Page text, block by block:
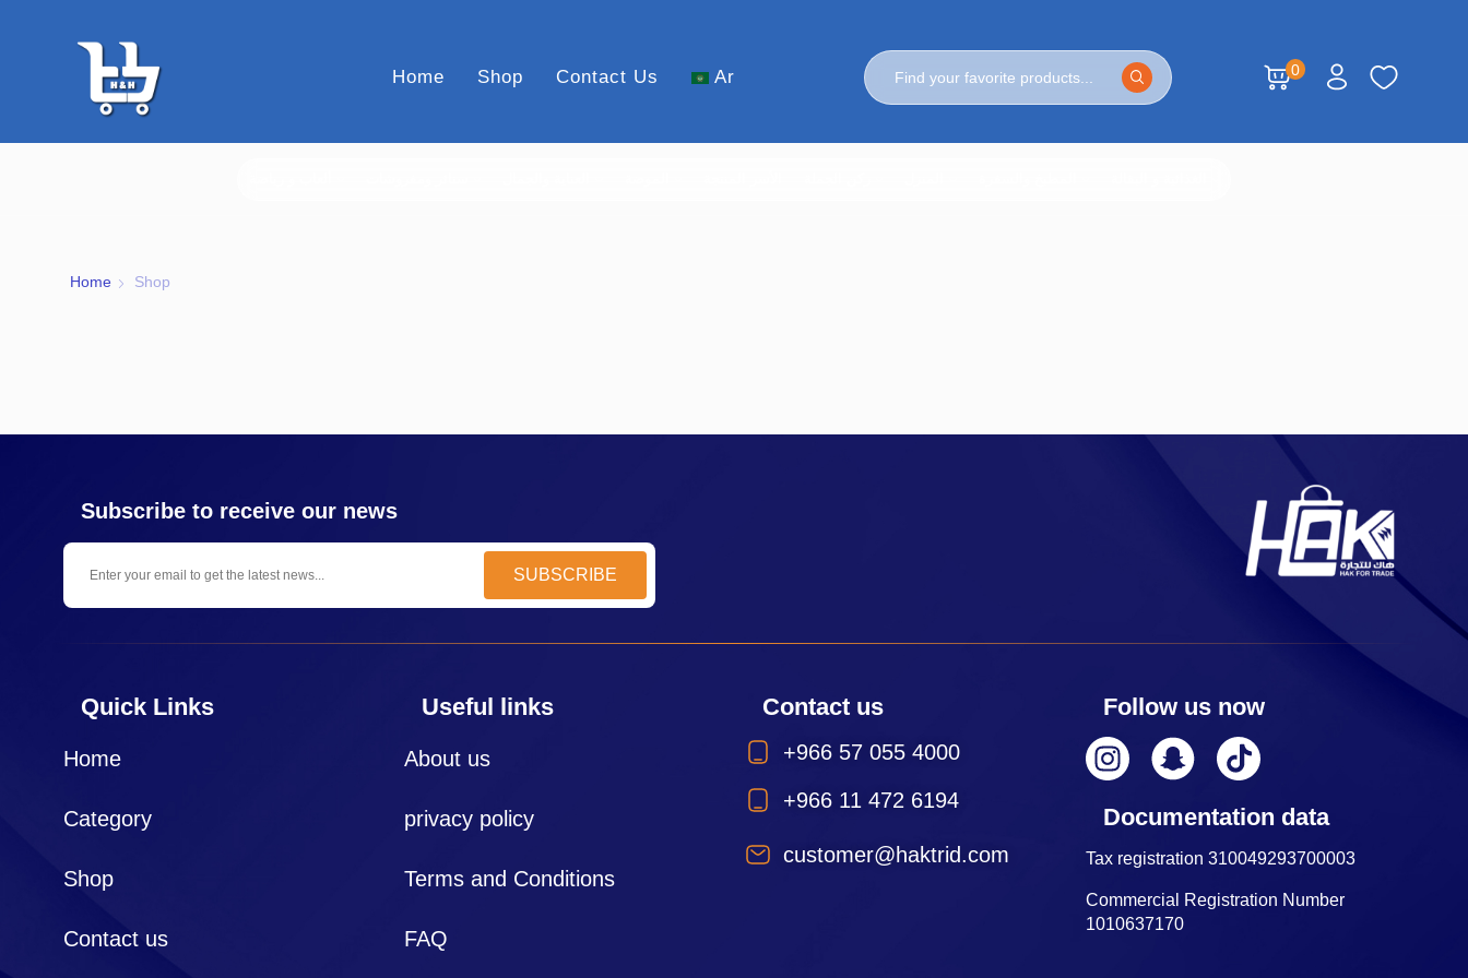
Home Shop Contact Us Ar 0
Home Shop
Subscribe to receive our news
Quick Links
Home
Category
Shop
Contact us
Useful links
About us
privacy policy
Terms and Conditions
FAQ
Contact us
+966 57 055 4000
+966 11 472 6194
customer@haktrid.com
Follow us now
Documentation data
Tax registration 310049293700003
Commercial Registration Number
1010637170